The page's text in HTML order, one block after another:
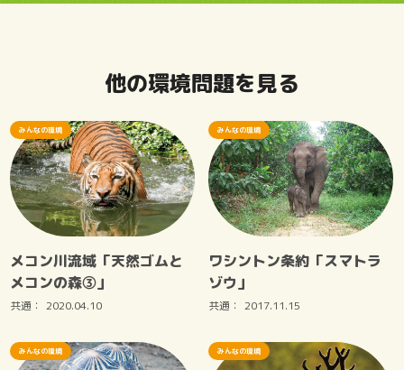
他の環境問題を見る
メコン川流域「天然ゴムと
メコンの森③」
共通： 2020.04.10
みんなの環境
ワシントン条約「スマトラ
ゾウ」
共通： 2017.11.15
みんなの環境
みんなの環境 みんなの環境